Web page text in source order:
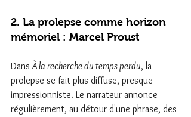
2. La prolepse comme horizon
mémoriel : Marcel Proust
Dans À la recherche du temps perdu, la
prolepse se fait plus diffuse, presque
impressionniste. Le narrateur annonce
régulièrement, au détour d'une phrase, des